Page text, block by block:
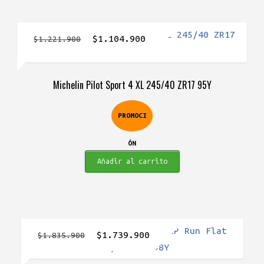
Michelin Pilot Sport 4 XL 245/40 ZR17 95Y
PROMOCI
ÓN
$1.221.900
El
era:
$1.221.900.
$1.104.900
es:
$1.104.900.
Añadir al carrito
$1.835.900
El
precio
$1.739.900El
precio